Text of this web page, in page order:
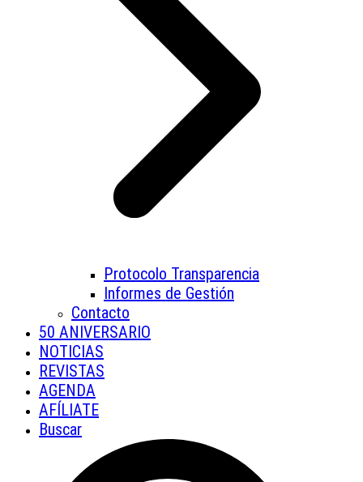
Protocolo Transparencia
Informes de Gestión
Contacto
50 ANIVERSARIO
NOTICIAS
REVISTAS
AGENDA
AFÍLIATE
Buscar